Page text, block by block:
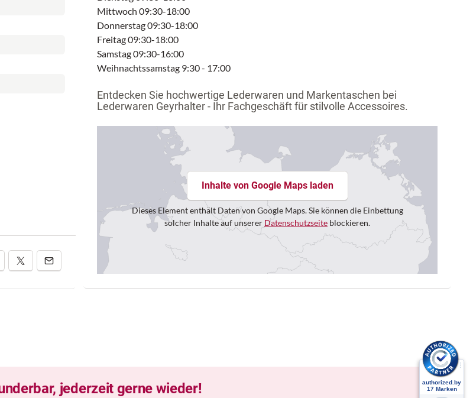
Mittwoch 09:30-18:00
Donnerstag 09:30-18:00
Freitag 09:30-18:00
Samstag 09:30-16:00
Weihnachtssamstag 9:30 - 17:00
Entdecken Sie hochwertige Lederwaren und Markentaschen bei
Lederwaren Geyrhalter - Ihr Fachgeschäft für stilvolle Accessoires.
Inhalte von Google Maps laden
Dieses Element enthält Daten von Google Maps. Sie können die Einbettung
solcher Inhalte auf unserer Datenschutzseite blockieren.
jederzeit gerne wieder!